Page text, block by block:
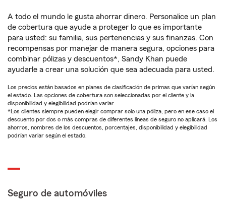
A todo el mundo le gusta ahorrar dinero. Personalice un plan
de cobertura que ayude a proteger lo que es importante
para usted: su familia, sus pertenencias y sus finanzas. Con
recompensas por manejar de manera segura, opciones para
combinar pólizas y descuentos*, Sandy Khan puede
ayudarle a crear una solución que sea adecuada para usted.
Los precios están basados en planes de clasificación de primas que varían según
el estado. Las opciones de cobertura son seleccionadas por el cliente y la
disponibilidad y elegibilidad podrían variar.
*Los clientes siempre pueden elegir comprar solo una póliza, pero en ese caso el
descuento por dos o más compras de diferentes líneas de seguro no aplicará. Los
ahorros, nombres de los descuentos, porcentajes, disponibilidad y elegibilidad
podrían variar según el estado.
Seguro de automóviles